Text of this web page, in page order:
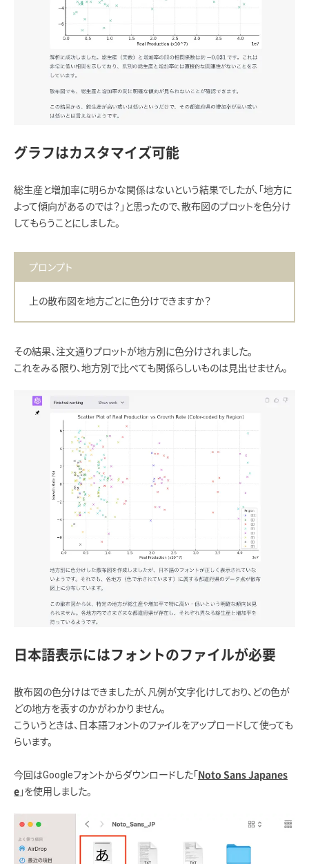
グラフはカスタマイズ可能
総生産と増加率に明らかな関係はないという結果でしたが、「地方に
よって傾向があるのでは？」と思ったので、散布図のプロットを色分け
してもらうことにしました。
プロンプト
上の散布図を地方ごとに色分けできますか？
その結果、注文通りプロットが地方別に色分けされました。
これをみる限り、地方別で比べても関係らしいものは見出せません。
日本語表示にはフォントのファイルが必要
散布図の色分けはできましたが、凡例が文字化けしており、どの色が
どの地方を表すのかがわかりません。
こういうときは、日本語フォントのファイルをアップロードして使っても
らいます。
今回はGoogleフォントからダウンロードした「Noto Sans Japanes
e 」を使用しました。